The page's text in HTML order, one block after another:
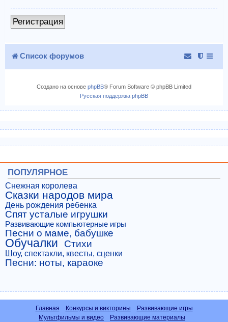
Регистрация
Список форумов
Создано на основе phpBB® Forum Software © phpBB Limited
Русская поддержка phpBB
ПОПУЛЯРНОЕ
Снежная королева
Сказки народов мира
День рождения ребенка
Спят усталые игрушки
Развивающие компьютерные игры
Песни о маме, бабушке
Обучалки Стихи
Шоу, спектакли, квесты, сценки
Песни: ноты, караоке
Главная Конкурсы и викторины
Развивающие игры
Мультфильмы и видео
Развивающие материалы